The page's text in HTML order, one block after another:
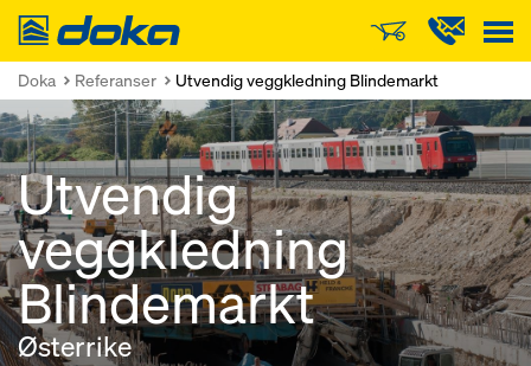
Doka
Doka Referanser Utvendig veggkledning Blindemarkt
Utvendig
veggkledning
Blindemarkt
Østerrike